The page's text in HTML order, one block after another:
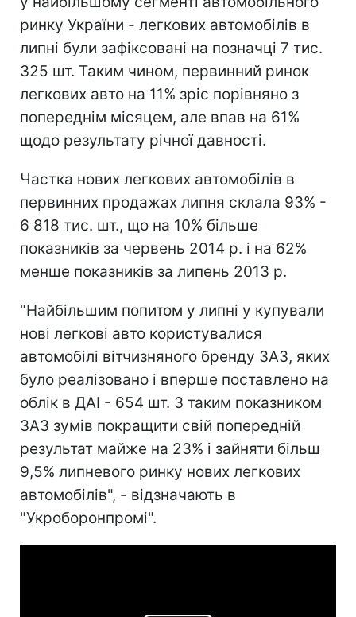
ринку України - легкових автомобілів в
липні були зафіксовані на позначці 7 тис.
325 шт. Таким чином, первинний ринок
легкових авто на 11% зріс порівняно з
попереднім місяцем, але впав на 61%
щодо результату річної давності.
Частка нових легкових автомобілів в
первинних продажах липня склала 93% -
6 818 тис. шт., що на 10% більше
показників за червень 2014 р. і на 62%
менше показників за липень 2013 р.
"Найбільшим попитом у липні у купували
нові легкові авто користувалися
автомобілі вітчизняного бренду ЗАЗ, яких
було реалізовано і вперше поставлено на
облік в ДАІ - 654 шт. З таким показником
ЗАЗ зумів покращити свій попередній
результат майже на 23% і зайняти більш
9,5% липневого ринку нових легкових
автомобілів", - відзначають в
"Укроборонпромі".